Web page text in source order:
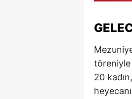
töreniyle
20